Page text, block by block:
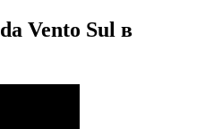
Vento Sul в